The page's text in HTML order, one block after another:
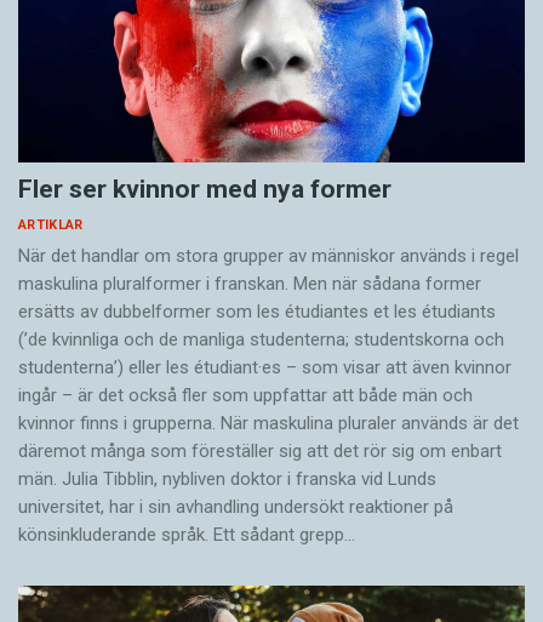
Fler ser kvinnor med nya former
ARTIKLAR
När det handlar om stora grupper av människor används i regel
maskulina pluralformer i franskan. Men när sådana ­former
ersätts av dubbel­former som les étudiantes et les étudiants
(’de kvinnliga och de manliga studenterna; studentskorna och
studenterna’) eller les étudiant·es – som visar att även kvinnor
ingår – är det också fler som uppfattar att både män och
kvinnor finns i grupperna. När maskulina pluraler används är det
där­emot många som föreställer sig att det rör sig om enbart
män. Julia Tibblin, nybliven doktor i franska vid Lunds
universitet, har i sin avhandling undersökt reaktioner på
könsinkluderande språk. Ett sådant grepp…